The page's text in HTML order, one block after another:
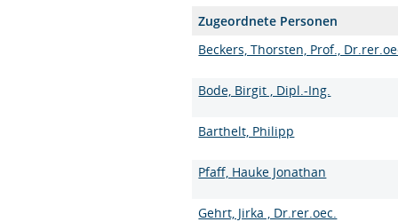
Zugeordnete Personen
Beckers, Thorsten, Prof.,
Bode, Birgit , Dipl.-Ing.
Barthelt, Philipp
Pfaff, Hauke Jonathan
Gehrt, Jirka , Dr.rer.oec.